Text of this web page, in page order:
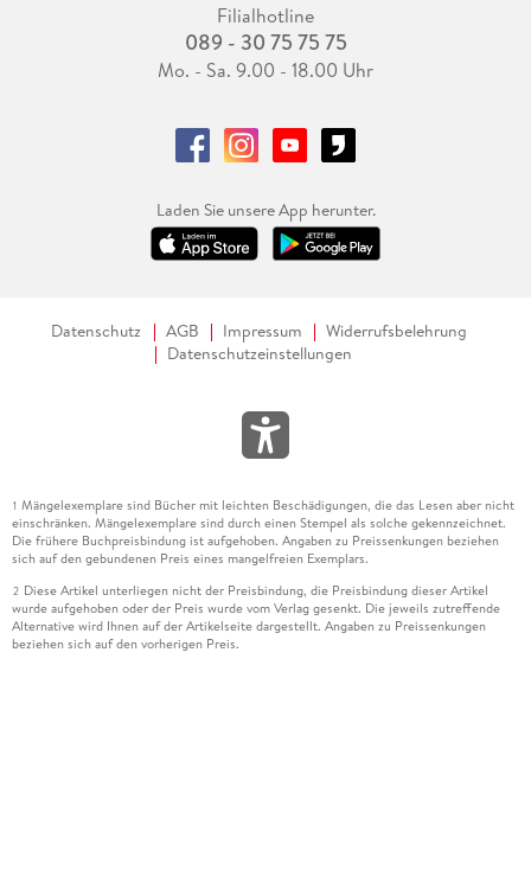
Filialhotline
089 - 30 75 75 75
Mo. - Sa. 9.00 - 18.00 Uhr
Laden Sie unsere App herunter.
Datenschutz AGB Impressum
Widerrufsbelehrung
Datenschutzeinstellungen
1 Mängelexemplare sind Bücher mit leichten Beschädigungen, die das Lesen aber nicht
einschränken. Mängelexemplare sind durch einen Stempel als solche gekennzeichnet.
Die frühere Buchpreisbindung ist aufgehoben. Angaben zu Preissenkungen beziehen
sich auf den gebundenen Preis eines mangelfreien Exemplars.
2 Diese Artikel unterliegen nicht der Preisbindung, die Preisbindung dieser Artikel
wurde aufgehoben oder der Preis wurde vom Verlag gesenkt. Die jeweils zutreffende
Alternative wird Ihnen auf der Artikelseite dargestellt. Angaben zu Preissenkungen
beziehen sich auf den vorherigen Preis.